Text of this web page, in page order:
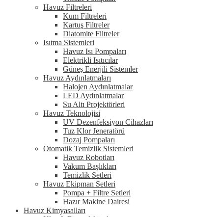
Havuz Filtreleri
Kum Filtreleri
Kartuş Filtreler
Diatomite Filtreler
Isıtma Sistemleri
Havuz Isı Pompaları
Elektrikli Isıtıcılar
Güneş Enerjili Sistemler
Havuz Aydınlatmaları
Halojen Aydınlatmalar
LED Aydınlatmalar
Su Altı Projektörleri
Havuz Teknolojisi
UV Dezenfeksiyon Cihazları
Tuz Klor Jeneratörü
Dozaj Pompaları
Otomatik Temizlik Sistemleri
Havuz Robotları
Vakum Başlıkları
Temizlik Setleri
Havuz Ekipman Setleri
Pompa + Filtre Setleri
Hazır Makine Dairesi
Havuz Kimyasalları